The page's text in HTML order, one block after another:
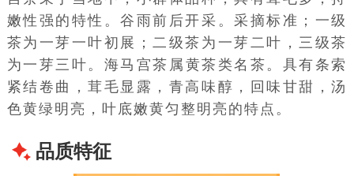
嫩性强的特性。谷雨前后开采。采摘标准；一级
茶为一芽一叶初展；二级茶为一芽二叶，三级茶
为一芽三叶。海马宫茶属 黄茶类名茶。具有条索
紧结卷曲，茸毛显露，青高味醇，回味甘甜，汤
色黄绿明亮， 叶底嫩黄匀整明亮的特点。
品质特征